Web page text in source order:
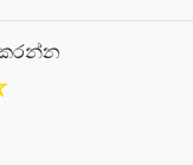
කරන්න